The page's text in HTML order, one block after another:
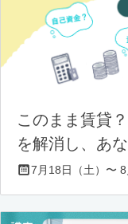
このまま賃貸
を解消し、あ
7月18日（土）〜